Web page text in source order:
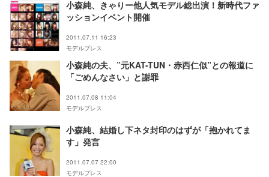
小森純、きゃりー他人気モデル総出演！新時代ファ
ッションイベント開催
2011.07.11 16:23
モデルプレス
小森純の夫、”元KAT-TUN・赤西仁似”との報道に
「ごめんなさい」と謝罪
2011.07.08 11:04
モデルプレス
小森純、結婚し下ネタ封印のはずが「抱かれてま
す」発言
2011.07.07 22:00
モデルプレス